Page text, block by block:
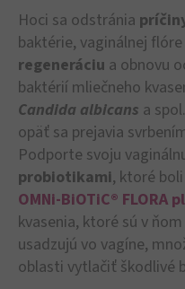
Hoci sa odstránia
baktérie, vaginálnej
regeneráciu a obnovu
baktérií mliečneho
Candida albicans a
opäť sa prejavia
Podporte svoju
probiotikami, ktoré
OMNi-BiOTiC® FLORA
kvasenia, ktoré sú v
usadzujú vo vagíne,
oblasti vytlačiť škodlivé